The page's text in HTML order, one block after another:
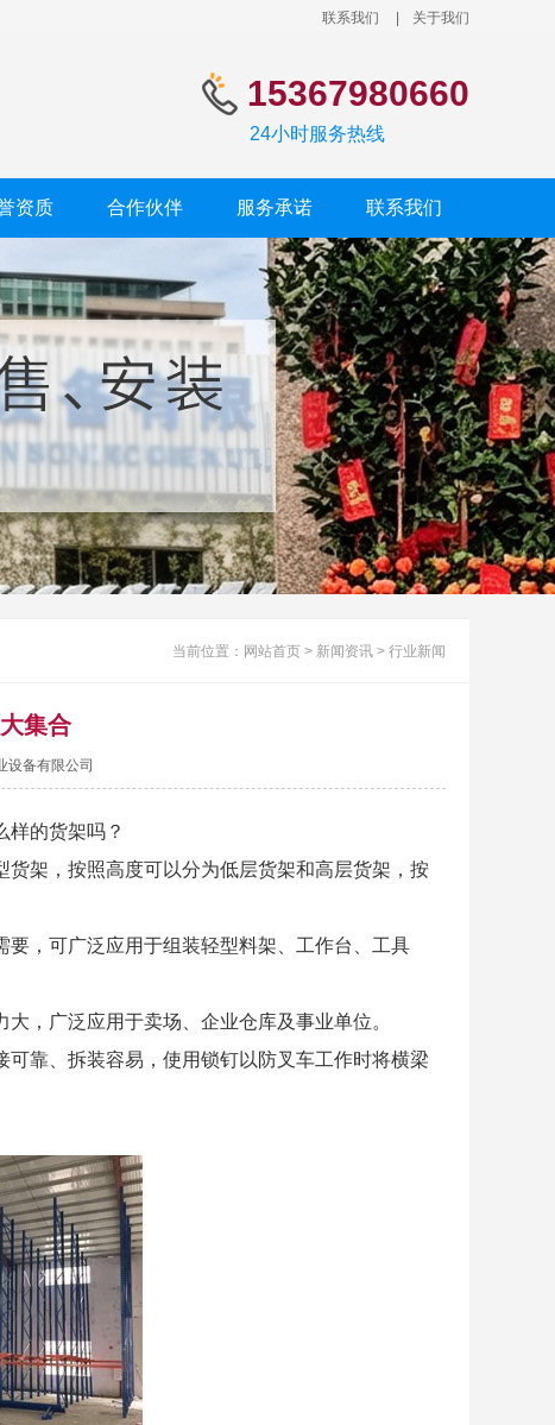
联系我们 关于我们
15367980660
24小时服务热线
资质 合作伙伴 服务承诺 联系我们
当前位置： 网站首页 > 新闻资讯 > 行业新闻
集合
设备有限公司
样的货架吗？
架，按照高度可以分为低层货架和高层货架，按
，可广泛应用于组装轻型料架、工作台、工具
，广泛应用于卖场、企业仓库及事业单位。
靠、拆装容易，使用锁钉以防叉车工作时将横梁